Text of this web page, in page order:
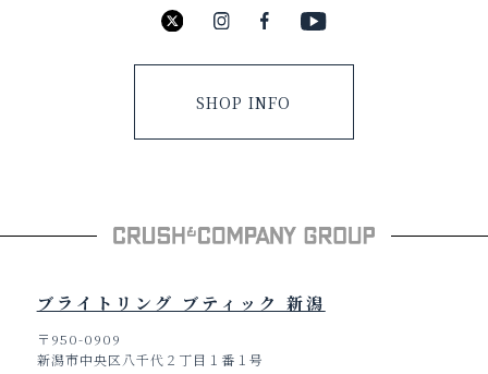
SHOP INFO
ブライトリング ブティック 新潟
〒950-0909
新潟市中央区八千代２丁目１番１号